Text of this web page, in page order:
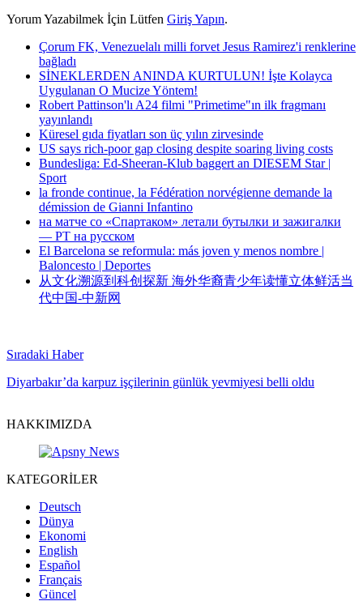
Yorum Yazabilmek İçin Lütfen Giriş Yapın.
Çorum FK, Venezuelalı milli forvet Jesus Ramirez'i renklerine
bağladı
SİNEKLERDEN ANINDA KURTULUN! İşte Kolayca
Uygulanan O Mucize Yöntem!
Robert Pattinson'lı A24 filmi "Primetime"ın ilk fragmanı
yayınlandı
Küresel gıda fiyatları son üç yılın zirvesinde
US says rich-poor gap closing despite soaring living costs
Bundesliga: Ed-Sheeran-Klub baggert an DIESEM Star |
Sport
la fronde continue, la Fédération norvégienne demande la
démission de Gianni Infantino
на матче со «Спартаком» летали бутылки и зажигалки
— РТ на русском
El Barcelona se reformula: más joven y menos nombre |
Baloncesto | Deportes
从文化溯源到科创探新 海外华裔青少年读懂立体鲜活当
代中国-中新网
Sıradaki Haber
Diyarbakır’da karpuz işçilerinin günlük yevmiyesi belli oldu
HAKKIMIZDA
KATEGORİLER
Deutsch
Dünya
Ekonomi
English
Español
Français
Güncel